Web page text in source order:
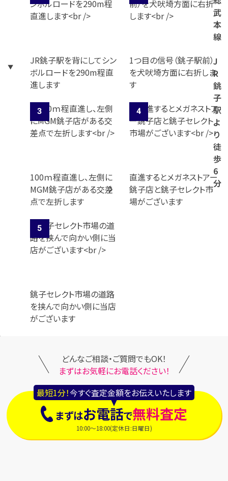
武
本
線
J
R
銚
子
駅
よ
り
徒
歩
6
分
JR銚子駅を背にしてシン
ボルロードを290m程直
進します
1つ目の信号（銚子駅前）
を犬吠埼方面に右折しま
す
100ｍ程直進し、左側に
MGM銚子店がある交差
点で左折します
直進するとメガネストアー
銚子店と銚子セレクト市
場がございます
銚子セレクト市場の道路
を挟んで向かい側に当店
がございます
どんなご相談・ご質問でもOK！
まずはお気軽にお電話ください！
最短1分！今すぐ査定金額をお伝えいたします
まずはお電話で無料査定
10:00～18:00(定休日:日曜日)